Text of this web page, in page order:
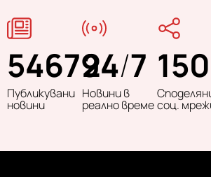
54679
Публикувани
новини
24/7
Новини в
реално време
150
соц.